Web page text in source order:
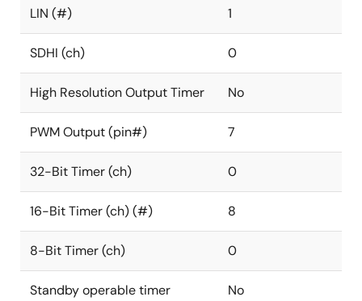
LIN (#) 1
SDHI (ch) 0
High Resolution Output Timer No
PWM Output (pin#) 7
32-Bit Timer (ch) 0
16-Bit Timer (ch) (#) 8
8-Bit Timer (ch) 0
Standby operable timer No